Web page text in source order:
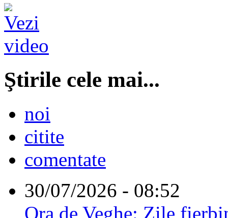
Ştirile cele mai...
noi
citite
comentate
30/07/2026 - 08:52
Ora de Veghe: Zile